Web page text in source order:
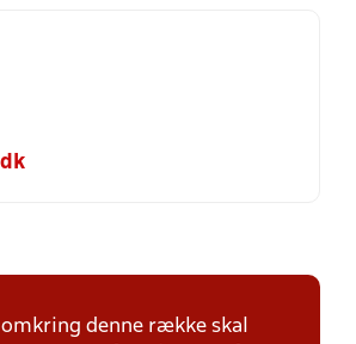
denne række skal